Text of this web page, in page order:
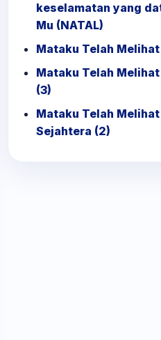
keselamatan yang
Mu (NATAL)
Mataku Telah
Mataku Telah
(3)
Mataku Telah Melihat
Sejahtera (2)